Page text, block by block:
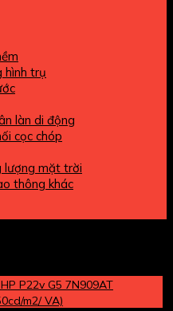
hình trụ
làn di động
cọc chóp
lượng mặt trời
thông khác
P22v G5 7N909AT
m2/ VA)